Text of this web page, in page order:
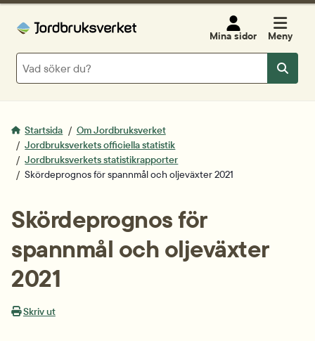
Mina sidor Meny
Sök
Sök
Startsida
Om Jordbruksverket
Jordbruksverkets officiella statistik
Jordbruksverkets statistikrapporter
Skördeprognos för spannmål och oljeväxter 2021
Skördeprognos för
spannmål och oljeväxter
2021
Skriv ut